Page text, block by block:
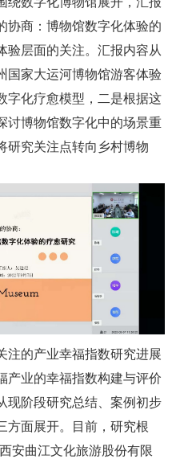
协商：博物馆数字化体验的
验层面的关注。汇报内容从
国家大运河博物馆游客体验
字化疗愈模型，二是根据这
讨博物馆数字化中的场景重
研究关注点转向乡村博物
注的产业幸福指数研究进展
产业的幸福指数构建与评价
阶段研究总结、案例初步
方面展开。目前，研究根
安曲江文化旅游股份有限